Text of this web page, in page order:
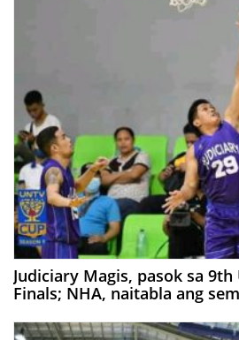
Judiciary Magis, pasok sa 9th
Finals; NHA, naitabla ang